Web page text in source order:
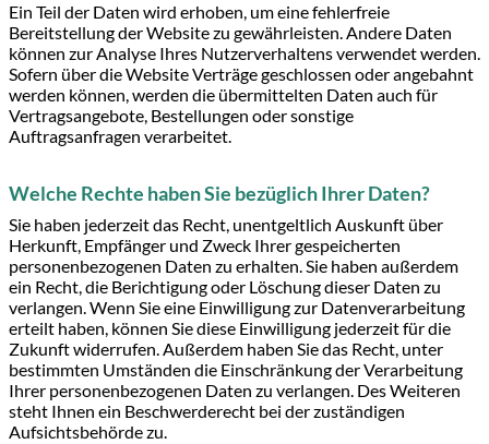
Ein Teil der Daten wird erhoben, um eine fehlerfreie
Bereitstellung der Website zu gewährleisten. Andere Daten
können zur Analyse Ihres Nutzerverhaltens verwendet werden.
Sofern über die Website Verträge geschlossen oder angebahnt
werden können, werden die übermittelten Daten auch für
Vertragsangebote, Bestellungen oder sonstige
Auftragsanfragen verarbeitet.
Welche Rechte haben Sie bezüglich Ihrer Daten?
Sie haben jederzeit das Recht, unentgeltlich Auskunft über
Herkunft, Empfänger und Zweck Ihrer gespeicherten
personenbezogenen Daten zu erhalten. Sie haben außerdem
ein Recht, die Berichtigung oder Löschung dieser Daten zu
verlangen. Wenn Sie eine Einwilligung zur Datenverarbeitung
erteilt haben, können Sie diese Einwilligung jederzeit für die
Zukunft widerrufen. Außerdem haben Sie das Recht, unter
bestimmten Umständen die Einschränkung der Verarbeitung
Ihrer personenbezogenen Daten zu verlangen. Des Weiteren
steht Ihnen ein Beschwerderecht bei der zuständigen
Aufsichtsbehörde zu.